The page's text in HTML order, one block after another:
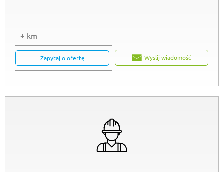
+ km
Zapytaj o ofertę Wyslij wiadomość